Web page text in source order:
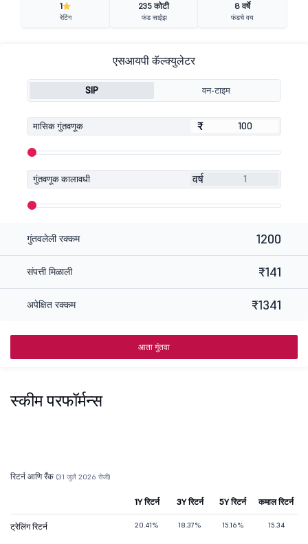
1
रेटिंग
235 कोटी
फंड साईझ
8 वर्षे
फंडचे वय
एसआयपी कॅल्क्युलेटर
SIP वन-टाइम
मासिक गुंतवणूक ₹
₹
गुंतवणूक कालावधी वर्ष
गुंतवलेली रक्कम 1200
संपत्ती मिळाली ₹141
अपेक्षित रक्कम ₹1341
आता गुंतवा
स्कीम परफॉर्मन्स
रिटर्न आणि रँक (31 जुलै 2026 रोजी)
1Y रिटर्न 3Y रिटर्न 5Y रिटर्न कमाल रिटर्न
ट्रेलिंग रिटर्न 20.41% 18.37% 15.16% 15.34